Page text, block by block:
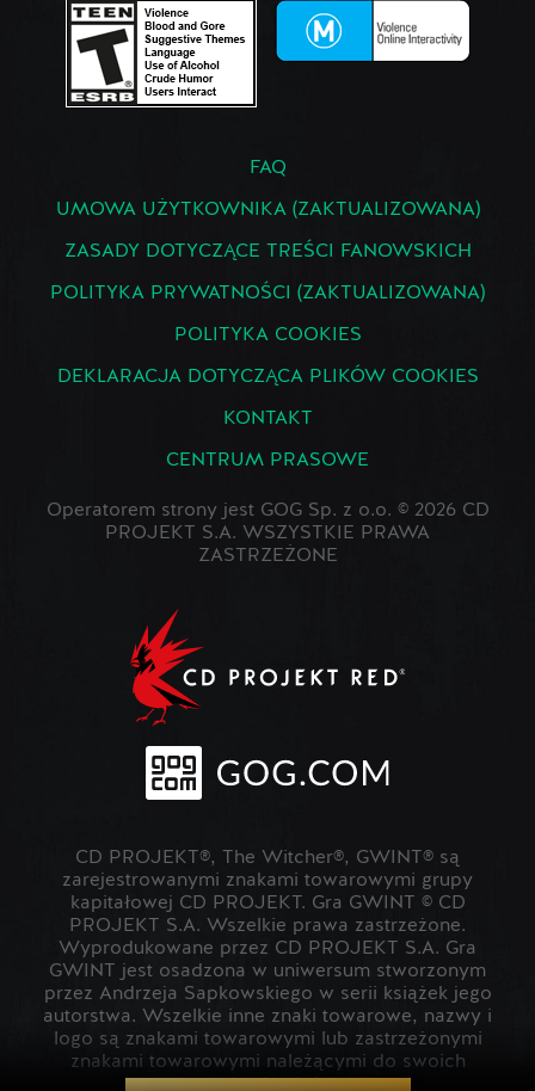
FAQ
UMOWA UŻYTKOWNIKA (ZAKTUALIZOWANA)
ZASADY DOTYCZĄCE TREŚCI FANOWSKICH
POLITYKA PRYWATNOŚCI (ZAKTUALIZOWANA)
POLITYKA COOKIES
DEKLARACJA DOTYCZĄCA PLIKÓW COOKIES
KONTAKT
CENTRUM PRASOWE
Operatorem strony jest GOG Sp. z o.o. © 2026 CD
PROJEKT S.A. WSZYSTKIE PRAWA
ZASTRZEŻONE
CD PROJEKT®, The Witcher®, GWINT® są
zarejestrowanymi znakami towarowymi grupy
kapitałowej CD PROJEKT. Gra GWINT © CD
PROJEKT S.A. Wszelkie prawa zastrzeżone.
Wyprodukowane przez CD PROJEKT S.A. Gra
GWINT jest osadzona w uniwersum stworzonym
przez Andrzeja Sapkowskiego w serii książek jego
autorstwa. Wszelkie inne znaki towarowe, nazwy i
logo są znakami towarowymi lub zastrzeżonymi
znakami towarowymi należącymi do swoich
prawowitych właścicieli.